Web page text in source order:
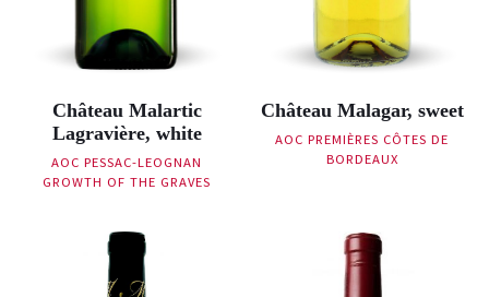
Château Malartic
Lagravière, white
AOC PESSAC-LEOGNAN
GROWTH OF THE GRAVES
Château Malagar, sweet
AOC PREMIÈRES CÔTES DE
BORDEAUX